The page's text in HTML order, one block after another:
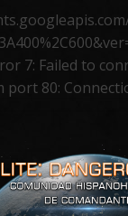
7: Failed to
port 80: